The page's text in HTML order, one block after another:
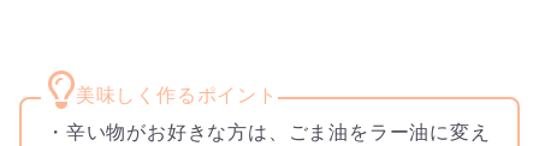
・辛い物がお好きな方は、ごま油をラー油に変え